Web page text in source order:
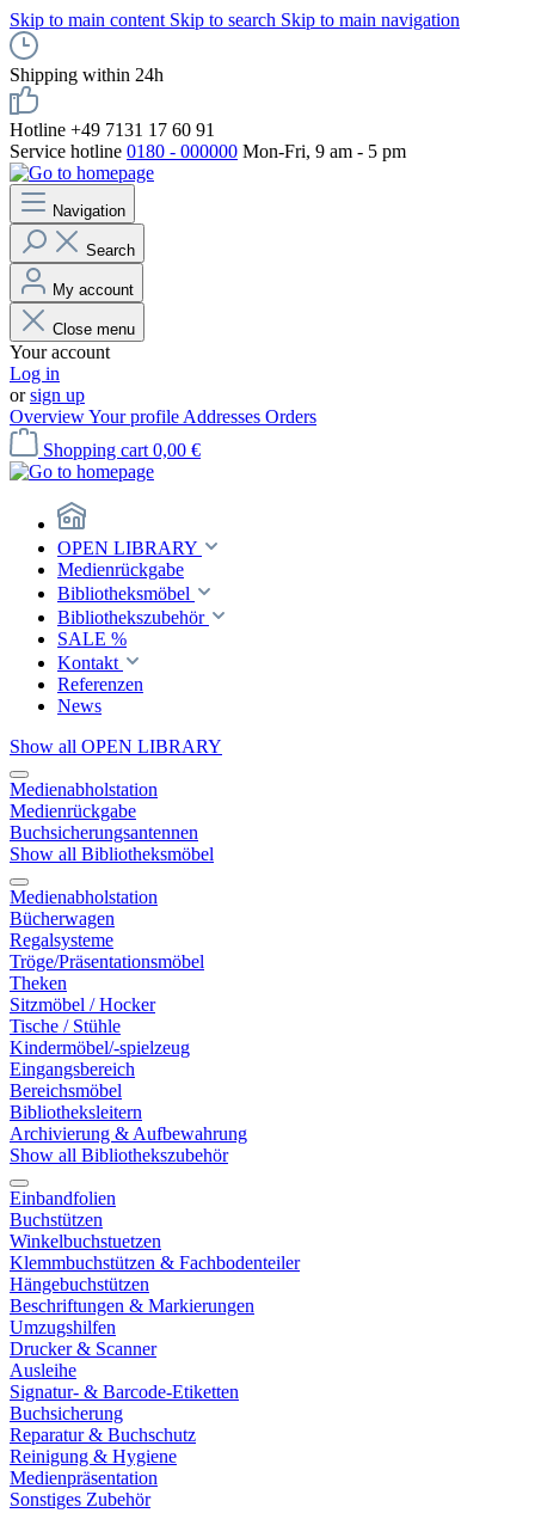
Skip to main content Skip to search Skip to main navigation
Shipping within 24h
Hotline +49 7131 17 60 91
Service hotline 0180 - 000000 Mon-Fri, 9 am - 5 pm
Navigation
Search
My account
Close menu
Your account
Log in
orsign up
OverviewYour profile Addresses Orders
Shopping cart 0,00 €
OPEN LIBRARY
Medienrückgabe
Bibliotheksmöbel
Bibliothekszubehör
SALE %
Kontakt
Referenzen
News
Show all OPEN LIBRARY
Medienabholstation
Medienrückgabe
Buchsicherungsantennen
Show all Bibliotheksmöbel
Medienabholstation
Bücherwagen
Regalsysteme
Tröge/Präsentationsmöbel
Theken
Sitzmöbel / Hocker
Tische / Stühle
Kindermöbel/-spielzeug
Eingangsbereich
Bereichsmöbel
Bibliotheksleitern
Archivierung & Aufbewahrung
Show all Bibliothekszubehör
Einbandfolien
Buchstützen
Winkelbuchstuetzen
Klemmbuchstützen & Fachbodenteiler
Hängebuchstützen
Beschriftungen & Markierungen
Umzugshilfen
Drucker & Scanner
Ausleihe
Signatur- & Barcode-Etiketten
Buchsicherung
Reparatur & Buchschutz
Reinigung & Hygiene
Medienpräsentation
Sonstiges Zubehör